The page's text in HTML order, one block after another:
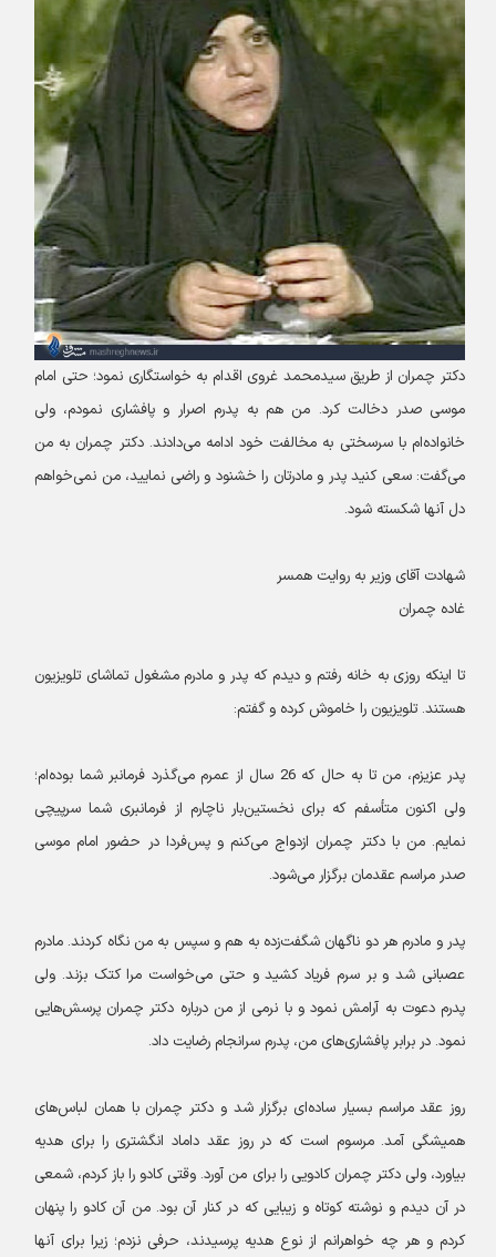
دکتر چمران از طریق سیدمحمد غروی اقدام به خواستگاری نمود؛ حتی امام
موسی صدر دخالت کرد. من هم به پدرم اصرار و پافشاری نمودم، ولی
خانواده‌ام با سرسختی به مخالفت خود ادامه می‌دادند. دکتر چمران به من
می‌گفت: سعی کنید پدر و مادرتان را خشنود و راضی نمایید، من نمی‌خواهم
دل آنها شکسته شود.
شهادت آقای وزیر به روایت همسر
غاده چمران
تا اینکه روزی به خانه رفتم و دیدم که پدر و مادرم مشغول تماشای تلویزیون
هستند. تلویزیون را خاموش کرده و گفتم:
پدر عزیزم، من تا به حال که 26 سال از عمرم می‌گذرد فرمانبر شما بوده‌ام؛
ولی اکنون متأسفم که برای نخستین‌بار ناچارم از فرمانبری شما سرپیچی
نمایم. من با دکتر چمران ازدواج می‌کنم و پس‌فردا در حضور امام موسی
صدر مراسم عقدمان برگزار می‌شود.
پدر و مادرم هر دو ناگهان شگفت‌زده به هم و سپس به من نگاه کردند. مادرم
عصبانی شد و بر سرم فریاد کشید و حتی می‌خواست مرا کتک بزند. ولی
پدرم دعوت به آرامش نمود و با نرمی از من درباره دکتر چمران پرسش‌هایی
نمود. در برابر پافشاری‌های من، پدرم سرانجام رضایت داد.
روز عقد مراسم بسیار ساده‌ای برگزار شد و دکتر چمران با همان لباس‌های
همیشگی آمد. مرسوم است که در روز عقد داماد انگشتری را برای هدیه
بیاورد، ولی دکتر چمران کادویی را برای من آورد. وقتی کادو را باز کردم، شمعی
در آن دیدم و نوشته کوتاه و زیبایی که در کنار آن بود. من آن کادو را پنهان
کردم و هر چه خواهرانم از نوع هدیه پرسیدند، حرفی نزدم؛ زیرا برای آنها